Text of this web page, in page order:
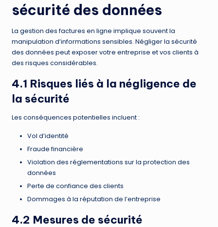
sécurité des données
La gestion des factures en ligne implique souvent la
manipulation d’informations sensibles. Négliger la sécurité
des données peut exposer votre entreprise et vos clients à
des risques considérables.
4.1 Risques liés à la négligence de
la sécurité
Les conséquences potentielles incluent :
Vol d’identité
Fraude financière
Violation des réglementations sur la protection des
données
Perte de confiance des clients
Dommages à la réputation de l’entreprise
4.2 Mesures de sécurité